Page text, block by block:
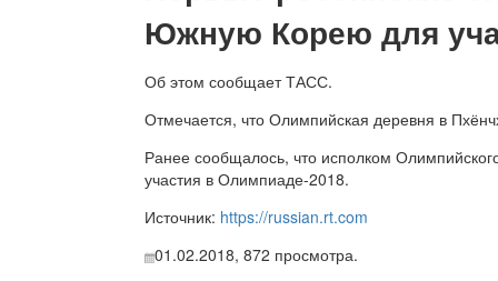
Южную Корею для
Об этом сообщает ТАСС.
Отмечается, что Олимпийская деревня в
Ранее сообщалось, что исполком
участия в Олимпиаде-2018.
Источник: https://russian.rt.com
01.02.2018, 872 просмотра.